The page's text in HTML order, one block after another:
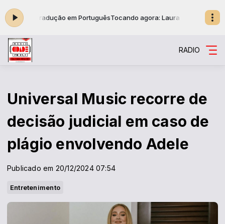
Tradução em PortuguêsTocando agora: Laura Branigan Self
RADIO
Universal Music recorre de
decisão judicial em caso de
plágio envolvendo Adele
Publicado em 20/12/2024 07:54
Entretenimento